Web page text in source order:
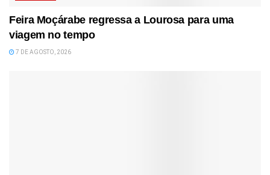
Feira Moçárabe regressa a Lourosa para uma
viagem no tempo
7 DE AGOSTO, 2026